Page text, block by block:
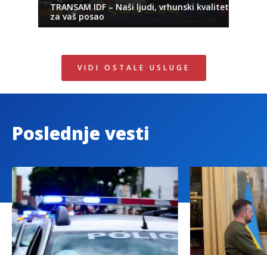
TRANSAM IDF – Naši ljudi, vrhunski kvalitet
za vaš posao
VIDI OSTALE USLUGE
Poslednje vesti